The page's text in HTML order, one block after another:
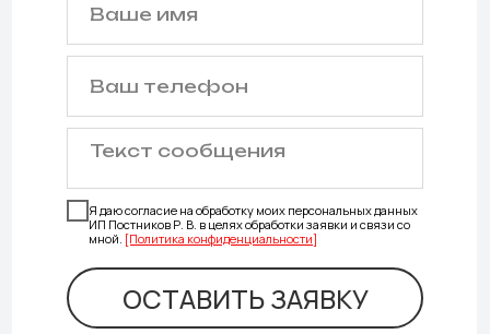
Я даю согласие на обработку моих персональных данных
ИП Постников Р. В. в целях обработки заявки и связи со
мной. [Политика конфиденциальности]
ОСТАВИТЬ ЗАЯВКУ